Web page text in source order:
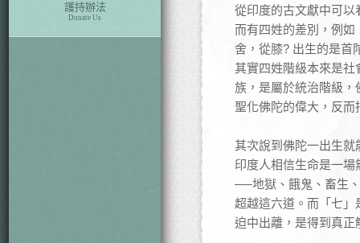
護持辦法
Donate Us
從印度的古文獻中可
而有四姓的差別，例
舍，從膝? 出生的是首
其實四姓階級本來是
族，是屬於統治階級
聖化佛陀的偉大，反
其次說到佛陀一出生
印度人相信生命是一
──地獄、餓鬼、畜生
超越這六道。而「七
迫中出離，是得到真